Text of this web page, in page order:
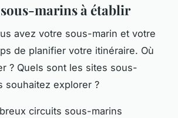
marins à établir
avez votre sous-marin et votre
de planifier votre itinéraire. Où
? Quels sont les sites sous-
souhaitez explorer ?
circuits sous-marins